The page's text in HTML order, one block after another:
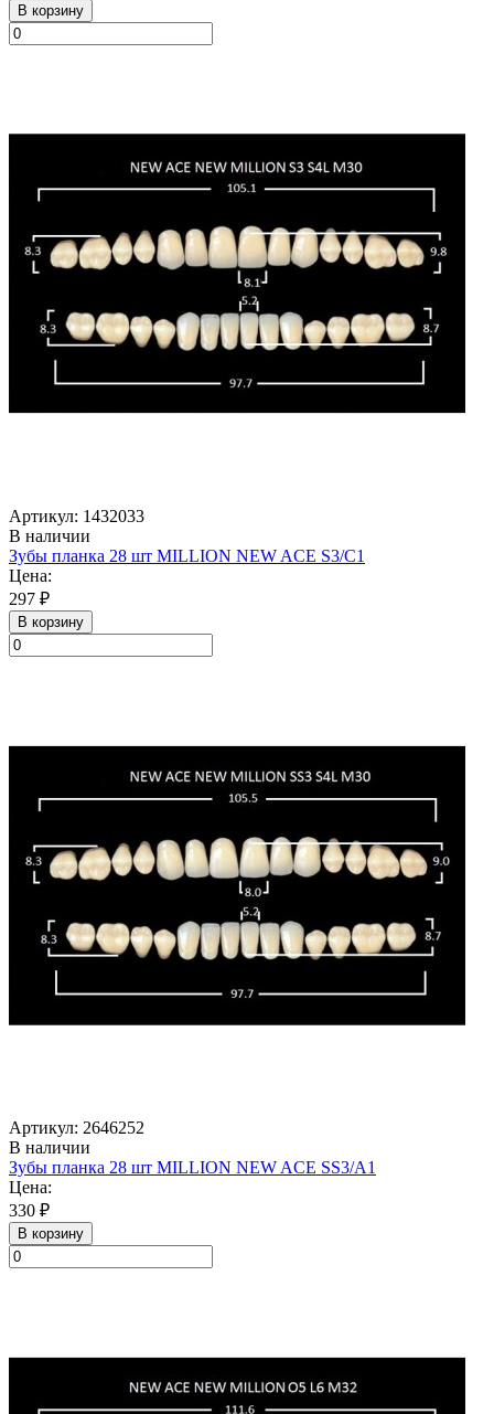
В корзину
Артикул: 1432033
В наличии
Зубы планка 28 шт MILLION NEW ACE S3/C1
Цена:
297 ₽
В корзину
Артикул: 2646252
В наличии
Зубы планка 28 шт MILLION NEW ACE SS3/A1
Цена:
330 ₽
В корзину